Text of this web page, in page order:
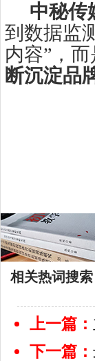
中秘传
到数据监
内容”，
断沉淀品
相关热词搜索
上一篇：
下一篇：